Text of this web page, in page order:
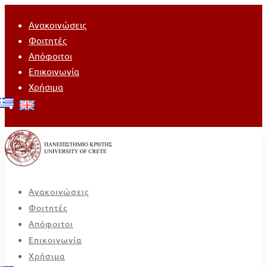
Ανακοινώσεις
Φοιτητές
Απόφοιτοι
Επικοινωνία
Χρήσιμα
Ανακοινώσεις
Φοιτητές
Απόφοιτοι
Επικοινωνία
Χρήσιμα